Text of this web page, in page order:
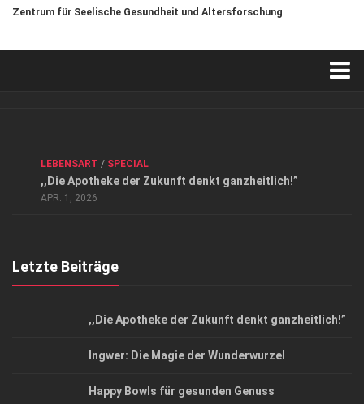
Zentrum für Seelische Gesundheit und Altersforschung
Datenschutzerklärung
Top Magazin Dresden / Ostsachsen
LEBENSART / SPECIAL
,,Die Apotheke der Zukunft denkt ganzheitlich!”
APR. 1, 2026
Letzte Beiträge
,,Die Apotheke der Zukunft denkt ganzheitlich!”
Ingwer: Die Magie der Wunderwurzel
Happy Bowls für gesunden Genuss